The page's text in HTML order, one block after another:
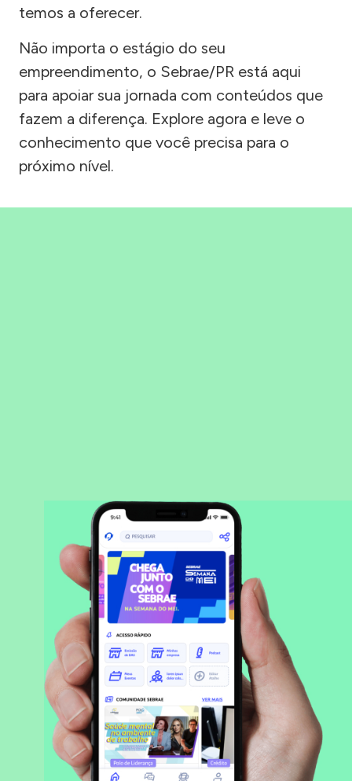
temos a oferecer.
Não importa o estágio do seu
empreendimento, o Sebrae/PR está aqui
para apoiar sua jornada com conteúdos que
fazem a diferença. Explore agora e leve o
conhecimento que você precisa para o
próximo nível.